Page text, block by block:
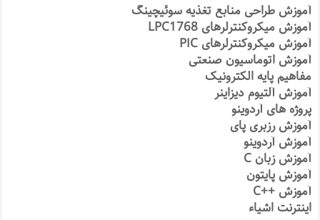
آموزش طراحی منابع تغذیه سوئیچینگ
آموزش میکروکنترلرهای LPC1768
آموزش میکروکنترلرهای PIC
آموزش اتوماسیون صنعتی
مفاهیم پایه الکترونیک
آموزش آلتیوم دیزاینر
پروژه های آردوینو
آموزش رزبری پای
آموزش آردوینو
آموزش زبان C
آموزش پایتون
آموزش ++C
اینترنت اشیاء